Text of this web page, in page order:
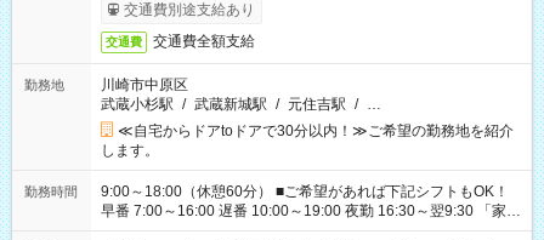
交通費別途支給あり
交通費 交通費全額支給
勤務地
川崎市中原区
武蔵小杉駅 / 武蔵新城駅 / 元住吉駅 / …
≪自宅からドアtoドアで30分以内！≫ご希望の勤務地を紹介
します。
勤務時間
9:00～18:00（休憩60分） ■ご希望があれば下記シフトもOK！
早番 7:00～16:00 遅番 10:00～19:00 夜勤 16:30～翌9:30 「家族
と休みを合わせたい」 「余裕を持って夕飯の準備がしたい」